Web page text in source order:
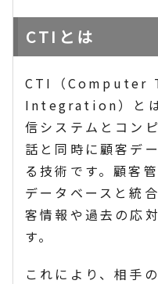
CTIとは
CTI（Computer
Integration）とは
信システムとコン
話と同時に顧客デ
る技術です。顧客
データベースと統
客情報や過去の応
す。
これにより、相手